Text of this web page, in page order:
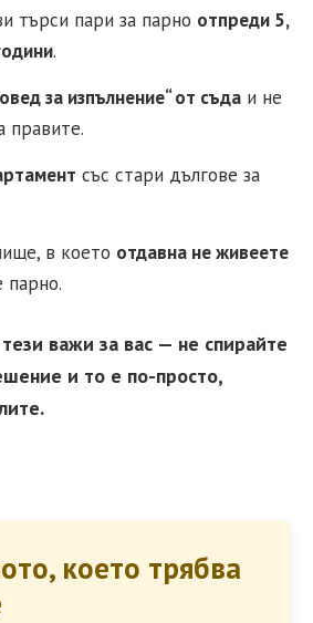
търси пари за парно отпреди 5,
.
за изпълнение“ от съда и не
правите.
със стари дългове за
в което отдавна не живеете
парно.
важи за вас — не спирайте
и то е по-просто,
което трябва